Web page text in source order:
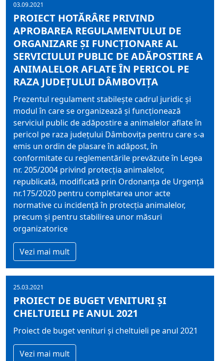
03.09.2021
PROIECT HOTĂRÂRE PRIVIND
APROBAREA REGULAMENTULUI DE
ORGANIZARE ŞI FUNCŢIONARE AL
SERVICIULUI PUBLIC DE ADĂPOSTIRE A
ANIMALELOR AFLATE ÎN PERICOL PE
RAZA JUDEŢULUI DÂMBOVIŢA
Prezentul regulament stabileşte cadrul juridic şi
modul în care se organizează şi funcţionează
serviciul public de adăpostire a animalelor aflate în
pericol pe raza judeţului Dâmboviţa pentru care s-a
emis un ordin de plasare în adăpost, în
conformitate cu reglementările prevăzute în Legea
nr. 205/2004 privind protecţia animalelor,
republicată, modificată prin Ordonanţa de Urgenţă
nr.175/2020 pentru completarea unor acte
normative cu incidenţă în protecţia animalelor,
precum şi pentru stabilirea unor măsuri
organizatorice
Vezi mai mult
25.03.2021
PROIECT DE BUGET VENITURI ȘI
CHELTUIELI PE ANUL 2021
Proiect de buget venituri şi cheltuieli pe anul 2021
Vezi mai mult